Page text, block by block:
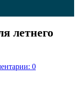
летнего
0